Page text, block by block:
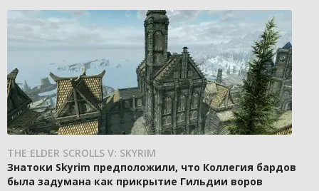
THE ELDER SCROLLS V: SKYRIM
Знатоки Skyrim предположили, что Коллегия бардов
была задумана как прикрытие Гильдии воров